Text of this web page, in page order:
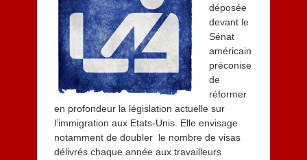
déposée
devant le
Sénat
américain
préconise
de
réformer
en profondeur la législation actuelle sur
l’immigration aux Etats-Unis. Elle envisage
notamment de doubler le nombre de visas
délivrés chaque année aux travailleurs